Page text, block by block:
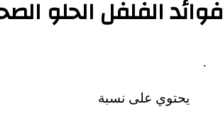
فوائد الفلفل الحلو
·
يحتوي على نسبة